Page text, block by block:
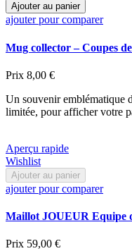
Ajouter au panier
ajouter pour comparer
Mug collector – Coupes
Prix 8,00 €
Un souvenir emblématique
limitée, pour afficher votre
Aperçu rapide
Wishlist
Ajouter au panier
ajouter pour comparer
Maillot JOUEUR Equipe
Prix 59,00 €